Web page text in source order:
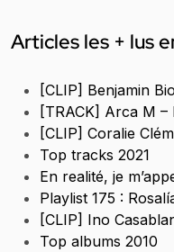
Articles les + lus
[CLIP] Benjamin
[TRACK] Arca M –
[CLIP] Coralie
Top tracks 2021
En realité, je
Playlist 175 :
[CLIP] Ino
Top albums 2010